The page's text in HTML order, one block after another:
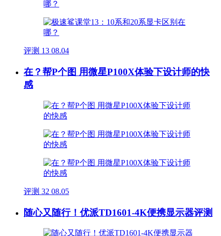
评测 13 08.04
在？帮P个图 用微星P100X体验下设计师的快
感
评测 32 08.05
随心又随行！优派TD1601-4K便携显示器评测